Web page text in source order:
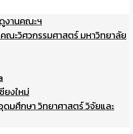
งานคณะฯ
ณะวิศวกรรมศาสตร์ มหาวิทยาลัย
ยงใหม่
ดมศึกษา วิทยาศาสตร์ วิจัยและ